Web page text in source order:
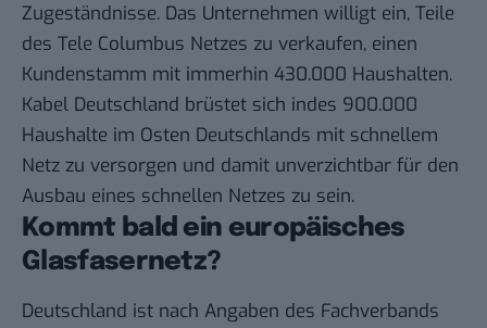
Zugeständnisse. Das Unternehmen willigt ein, Teile
des Tele Columbus Netzes zu verkaufen, einen
Kundenstamm mit immerhin 430.000 Haushalten.
Kabel Deutschland brüstet sich indes 900.000
Haushalte im Osten Deutschlands mit schnellem
Netz zu versorgen und damit unverzichtbar für den
Ausbau eines schnellen Netzes zu sein.
Kommt bald ein europäisches
Glasfasernetz?
Deutschland ist nach Angaben des Fachverbands